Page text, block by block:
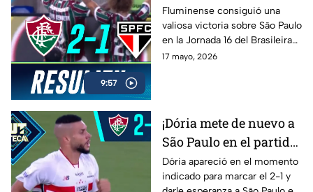
9:57
un duelo lleno de
emociones
Fluminense consiguió una
valiosa victoria sobre São Paulo
en la Jornada 16 del Brasileirao
en un partido que tuvo
17 mayo, 2026
¡Dória mete de nuevo a
São Paulo en el partido!
Descuenta ante
Fluminense
Dória apareció en el momento
indicado para marcar el 2-1 y